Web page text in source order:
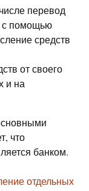
перевод
с помощью
средств
от своего
и на
что
банком.
отдельных